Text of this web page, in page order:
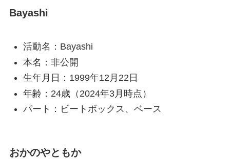
Bayashi
活動名：Bayashi
本名：非公開
生年月日：1999年12月22日
年齢：24歳（2024年3月時点）
パート：ビートボックス、ベース
おかのやともか